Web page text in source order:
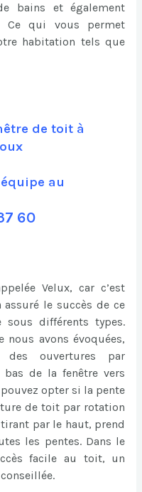
bains et également
Ce qui vous permet
habitation tels que
de toit à
au
60
Velux, car c’est
le succès de ce
sous différents types.
nous avons évoquées,
des ouvertures par
de la fenêtre vers
opter si la pente
de toit par rotation
par le haut, prend
les pentes. Dans le
facile au toit, un